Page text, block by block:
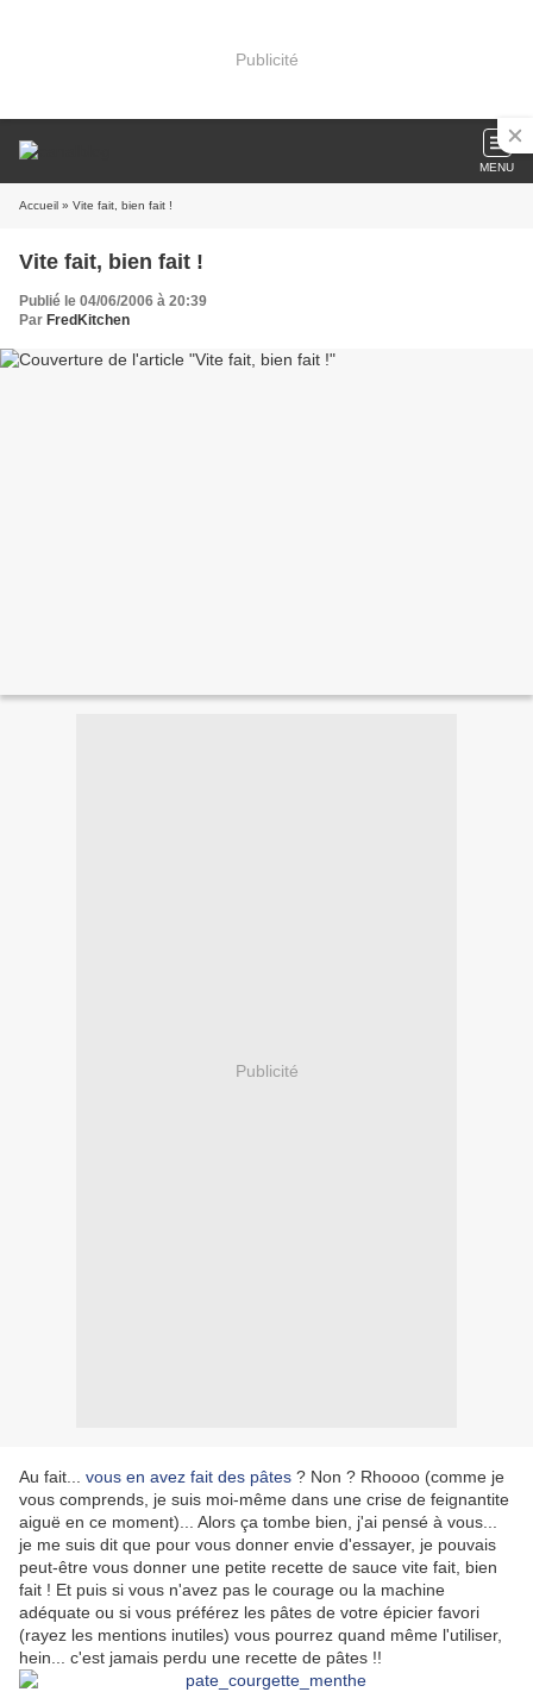
Publicité
MENU
Accueil » Vite fait, bien fait !
Vite fait, bien fait !
Publié le 04/06/2006 à 20:39
Par FredKitchen
Publicité
Au fait... vous en avez fait des pâtes ? Non ? Rhoooo (comme je
vous comprends, je suis moi-même dans une crise de feignantite
aiguë en ce moment)... Alors ça tombe bien, j'ai pensé à vous...
je me suis dit que pour vous donner envie d'essayer, je pouvais
peut-être vous donner une petite recette de sauce vite fait, bien
fait ! Et puis si vous n'avez pas le courage ou la machine
adéquate ou si vous préférez les pâtes de votre épicier favori
(rayez les mentions inutiles) vous pourrez quand même l'utiliser,
hein... c'est jamais perdu une recette de pâtes !!